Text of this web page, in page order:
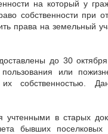
на который у
собственности при
права на земельный
до 30
пользования или
их собственностью.
учтенными в старых
бывших